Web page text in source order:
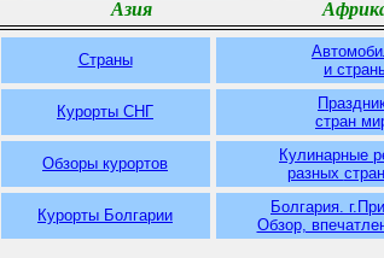
Азия
Страны
и
Курорты СНГ
стран
Обзоры курортов
Кулинарные
разных
Курорты Болгарии
Болгария.
Обзор,